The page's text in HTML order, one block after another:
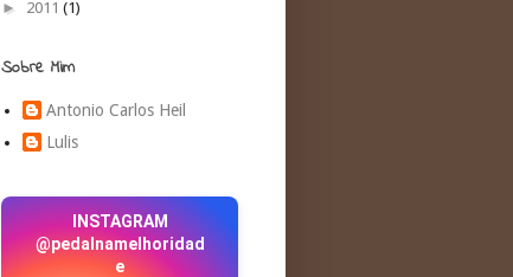
► 2011 (1)
Sobre Mim
Antonio Carlos Heil
Lulis
INSTAGRAM
@pedalnamelhoridad
e